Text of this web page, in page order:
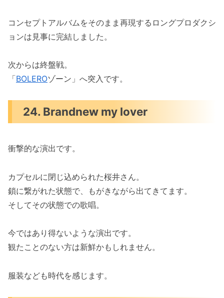
コンセプトアルバムをそのまま再現するロングプロダクシ
ョンは見事に完結しました。
次からは終盤戦。
「BOLEROゾーン」へ突入です。
24. Brandnew my lover
衝撃的な演出です。
カプセルに閉じ込められた桜井さん。
鎖に繋がれた状態で、もがきながら出てきてます。
そしてその状態での歌唱。
今ではあり得ないような演出です。
観たことのない方は新鮮かもしれません。
服装なども時代を感じます。